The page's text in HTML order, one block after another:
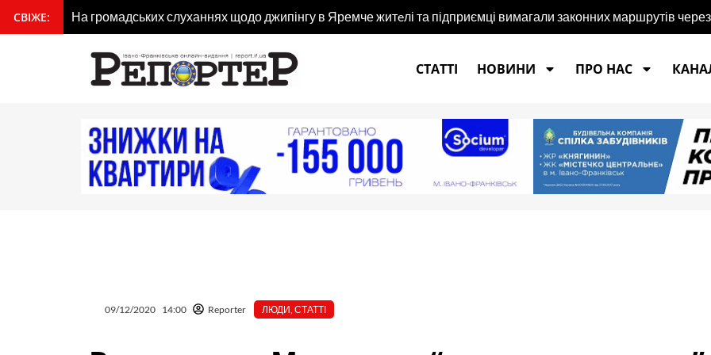
вмісту
СВІЖЕ: На громадських слуханнях щодо джипінгу в Яремче житeлі та підприємці вимагали законних маршрутів
СТАТТІ
НОВИНИ ПРО НАС
09/12/2020 14:00 Reporter ЛЮДИ СТАТТІ